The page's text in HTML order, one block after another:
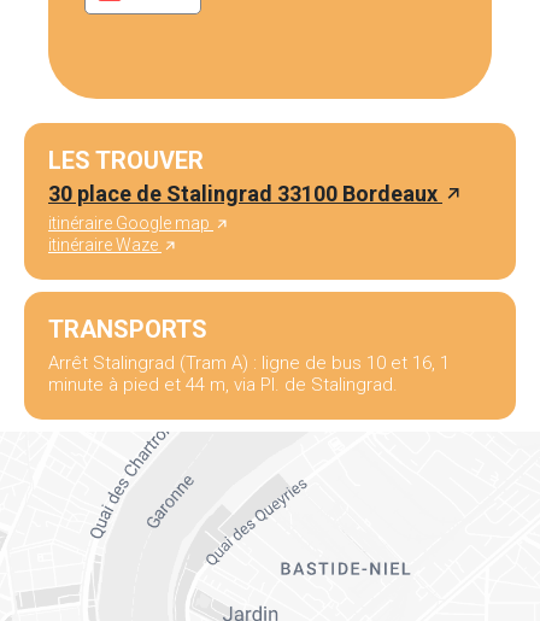
LES TROUVER
30 place de Stalingrad 33100 Bordeaux
itinéraire Google map
itinéraire Waze
TRANSPORTS
Arrêt Stalingrad (Tram A) : ligne de bus 10 et 16, 1
minute à pied et 44 m, via Pl. de Stalingrad.